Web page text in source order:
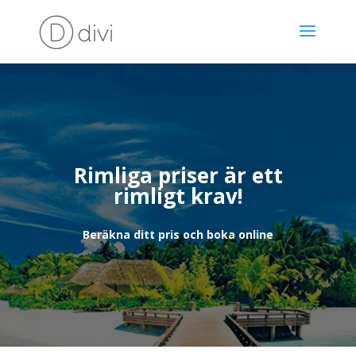
Rimliga priser är ett
rimligt krav!
Beräkna ditt pris och boka online